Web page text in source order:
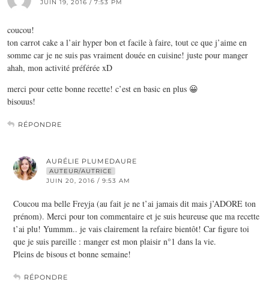
JUIN 19, 2016 / 7:53 PM
coucou!
ton carrot cake a l’air hyper bon et facile à faire, tout ce que j’aime en
somme car je ne suis pas vraiment douée en cuisine! juste pour manger
ahah, mon activité préférée xD
merci pour cette bonne recette! c’est en basic en plus 😀
bisouus!
RÉPONDRE
AURÉLIE PLUMEDAURE
AUTEUR/AUTRICE
JUIN 20, 2016 / 9:53 AM
Coucou ma belle Freyja (au fait je ne t’ai jamais dit mais j’ADORE ton
prénom). Merci pour ton commentaire et je suis heureuse que ma recette
t’ai plu! Yummm.. je vais clairement la refaire bientôt! Car figure toi
que je suis pareille : manger est mon plaisir n°1 dans la vie.
Pleins de bisous et bonne semaine!
RÉPONDRE